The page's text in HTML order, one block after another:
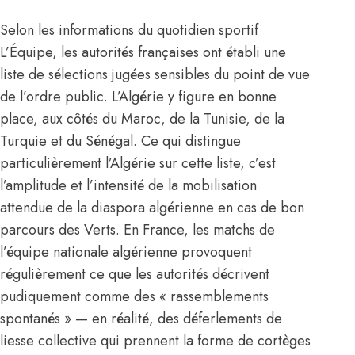
Selon les informations du quotidien sportif
L’Équipe, les autorités françaises ont établi une
liste de sélections jugées sensibles du point de vue
de l’ordre public. L’Algérie y figure en bonne
place, aux côtés du Maroc, de la Tunisie, de la
Turquie et du Sénégal. Ce qui distingue
particulièrement l’Algérie sur cette liste, c’est
l’amplitude et l’intensité de la mobilisation
attendue de la diaspora algérienne en cas de bon
parcours des Verts. En France, les matchs de
l’équipe nationale algérienne provoquent
régulièrement ce que les autorités décrivent
pudiquement comme des « rassemblements
spontanés » — en réalité, des déferlements de
liesse collective qui prennent la forme de cortèges